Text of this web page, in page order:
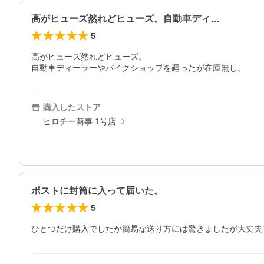
高がヒューズ然れどヒューズ。自動車ディ…
5
高がヒューズ然れどヒューズ。
自動車ディーラーやバイクショップを廻ったが在庫無し。
購入したストア
ヒロチー商事 1号店
ポストに封筒に入って届いた。
5
ひとつだけ購入でしたが簡易な送り方には驚きましたが大丈